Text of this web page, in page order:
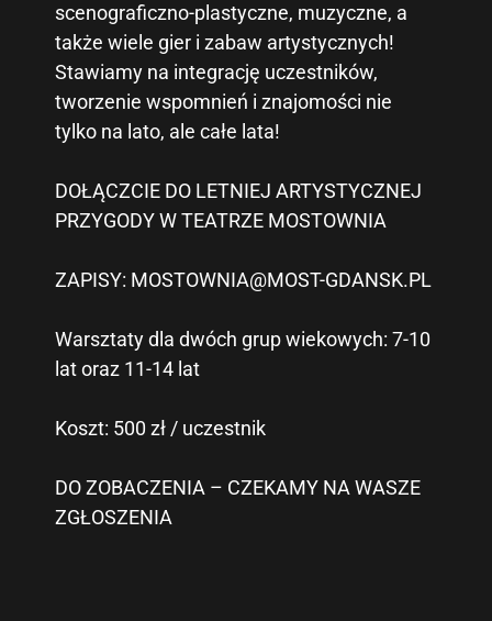
scenograficzno-plastyczne, muzyczne, a
także wiele gier i zabaw artystycznych!
Stawiamy na integrację uczestników,
tworzenie wspomnień i znajomości nie
tylko na lato, ale całe lata!
DOŁĄCZCIE DO LETNIEJ ARTYSTYCZNEJ
PRZYGODY W TEATRZE MOSTOWNIA
ZAPISY: MOSTOWNIA@MOST-GDANSK.PL
Warsztaty dla dwóch grup wiekowych: 7-10
lat oraz 11-14 lat
Koszt: 500 zł / uczestnik
DO ZOBACZENIA – CZEKAMY NA WASZE
ZGŁOSZENIA